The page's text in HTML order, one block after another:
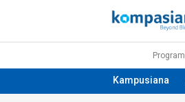
Program
Kampusiana